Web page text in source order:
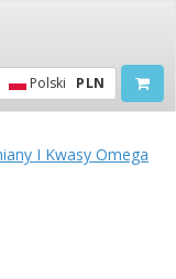
Polski PLN
I Kwasy Omega